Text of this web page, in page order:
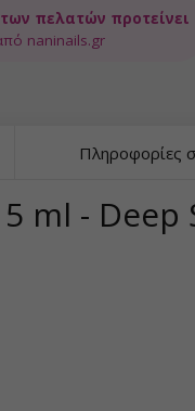
πελατών προτείνει
naninails.gr
5 ml -
Πληροφορίες